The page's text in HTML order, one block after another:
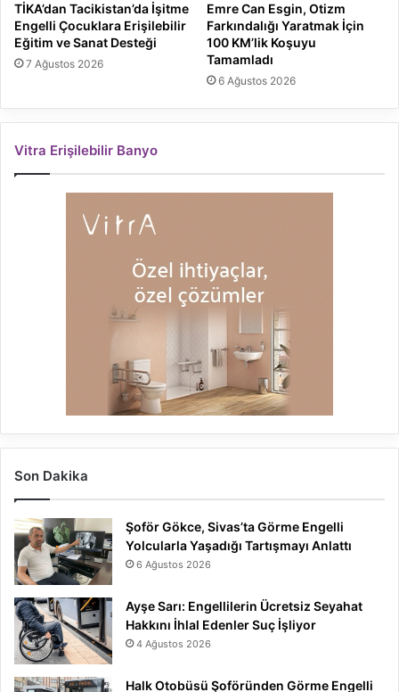
TİKA’dan Tacikistan’da İşitme
Engelli Çocuklara Erişilebilir
Eğitim ve Sanat Desteği
7 Ağustos 2026
Emre Can Esgin, Otizm
Farkındalığı Yaratmak İçin
100 KM’lik Koşuyu
Tamamladı
6 Ağustos 2026
Vitra Erişilebilir Banyo
Son Dakika
Şoför Gökce, Sivas’ta Görme Engelli
Yolcularla Yaşadığı Tartışmayı Anlattı
6 Ağustos 2026
Ayşe Sarı: Engellilerin Ücretsiz Seyahat
Hakkını İhlal Edenler Suç İşliyor
4 Ağustos 2026
Halk Otobüsü Şoföründen Görme Engelli